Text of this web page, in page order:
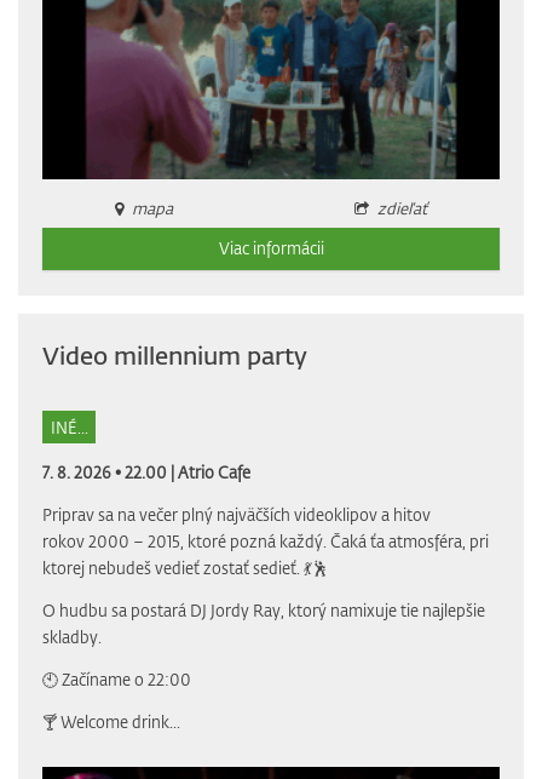
mapa
zdieľať
Viac informácii
Video millennium party
INÉ...
7. 8. 2026 • 22.00 |Atrio Cafe
Priprav sa na večer plný najväčších videoklipov a hitov
rokov 2000 – 2015, ktoré pozná každý. Čaká ťa atmosféra, pri
ktorej nebudeš vedieť zostať sedieť. 💃🕺
O hudbu sa postará DJ Jordy Ray, ktorý namixuje tie najlepšie
skladby.
🕙 Začíname o 22:00
🍸 Welcome drink...